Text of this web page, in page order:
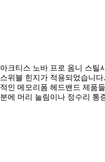
아크티스 노바 프로 옴니 스틸
스위블 힌지가 적용되었습니
적인 메모리폼 헤드밴드 제품
분에 머리 눌림이나 정수리 통